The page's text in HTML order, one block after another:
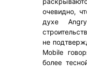
очевидно,
духе
не
Mobile
более